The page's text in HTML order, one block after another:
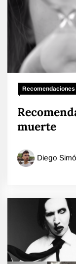
Recomendaciones
muerte
Diego